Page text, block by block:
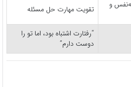
و
تقویت مهارت حل مسئله
“رفتارت اشتباه بود، اما تو را
دوست دارم”